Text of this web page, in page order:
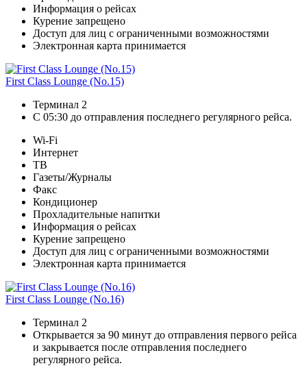
Информация о рейсах
Курение запрещено
Доступ для лиц с ограниченными возможностями
Электронная карта принимается
First Class Lounge (No.15)
Терминал 2
С 05:30 до отправления последнего регулярного рейса.
Wi-Fi
Интернет
ТВ
Газеты/Журналы
Факс
Кондиционер
Прохладительные напитки
Информация о рейсах
Курение запрещено
Доступ для лиц с ограниченными возможностями
Электронная карта принимается
First Class Lounge (No.16)
Терминал 2
Открывается за 90 минут до отправления первого рейса
и закрывается после отправления последнего
регулярного рейса.